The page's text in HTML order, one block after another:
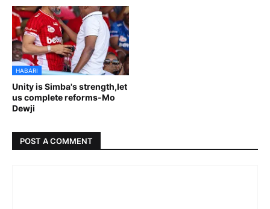
HABARI
Unity is Simba's strength,let
us complete reforms-Mo
Dewji
POST A COMMENT